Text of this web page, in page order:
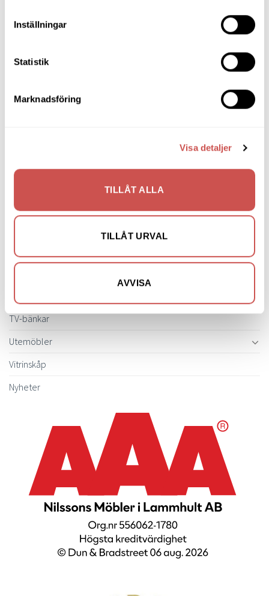
Inställningar
Statistik
Marknadsföring
Visa detaljer
TILLÅT ALLA
TILLÅT URVAL
AVVISA
Matbord & Köksbord
Mattor
Skrivbord
Stolar
Sängbord & Gavlar
TV-bänkar
Utemöbler
Vitrinskåp
Nyheter